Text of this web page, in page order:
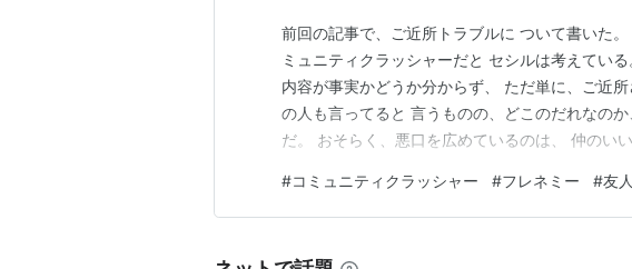
前回の記事で、ご近所トラブルに ついて書いた
ミュニティクラッシャーだと セシルは考えてい
内容が事実かどうか分からず、 ただ単に、ご近
の人も言ってると 言うものの、どこのだれなの
だ。 おそらく、悪口を広めているのは、 仲のい
わらない 人であれば、どうでもいいと考える タ
趣味で 知り合った人がフレネミー型…
#コミュニティクラッシャー #フレネミー #友人